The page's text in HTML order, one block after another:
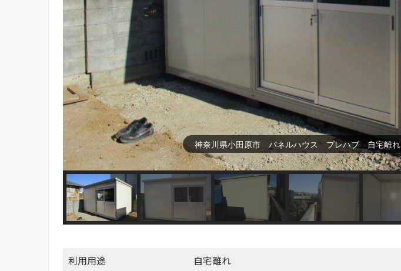
神奈川県小田原市 パネルハウス プレハブ 自宅離れ
利用用途
自宅離れ